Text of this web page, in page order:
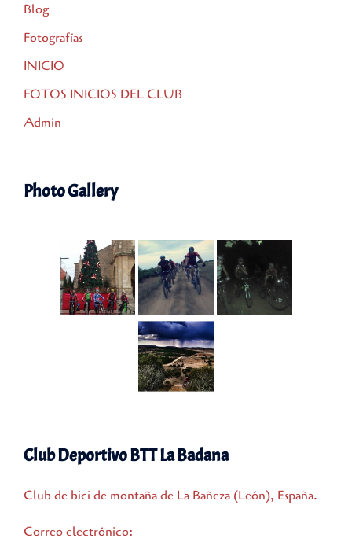
Blog
Fotografías
INICIO
FOTOS INICIOS DEL CLUB
Admin
Photo Gallery
Club Deportivo BTT La Badana
Club de bici de montaña de La Bañeza (León), España.
Correo electrónico: